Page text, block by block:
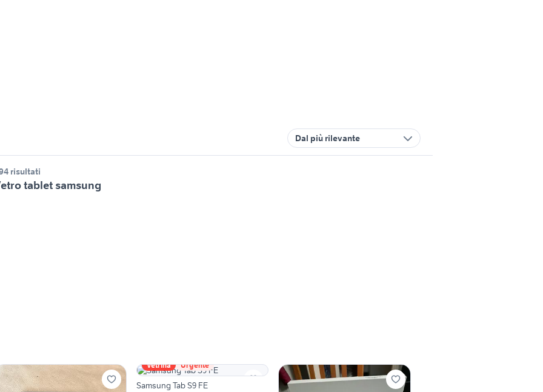
Dal più rilevante
risultati
tablet samsung
Vetrina Urgente
Samsung Tab S9 FE